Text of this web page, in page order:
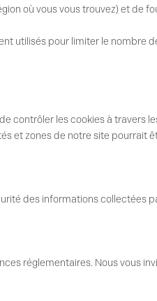
où vous vous trouvez) et de
utilisés pour limiter le nombre
contrôler les cookies à travers
et zones de notre site pourrait
des informations collectées
réglementaires. Nous vous